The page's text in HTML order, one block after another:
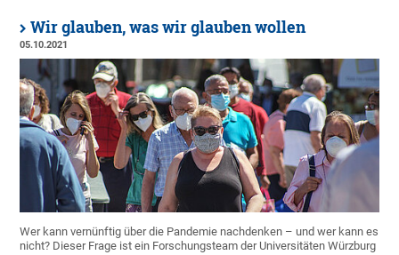
Wir glauben, was wir glauben wollen
05.10.2021
Wer kann vernünftig über die Pandemie nachdenken – und wer kann es
nicht? Dieser Frage ist ein Forschungsteam der Universitäten Würzburg